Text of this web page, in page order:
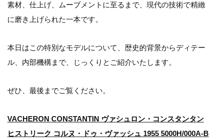
素材、仕上げ、ムーブメントに至るまで、現代の技術で精緻
に磨き上げられた一本です。
本日はこの特別なモデルについて、歴史的背景からディテー
ル、内部機構まで、じっくりとご紹介いたします。
ぜひ、最後までご覧ください。
VACHERON CONSTANTIN ヴァシュロン・コンスタンタン
ヒストリーク コルヌ・ドゥ・ヴァッシュ 1955 5000H/000A-B